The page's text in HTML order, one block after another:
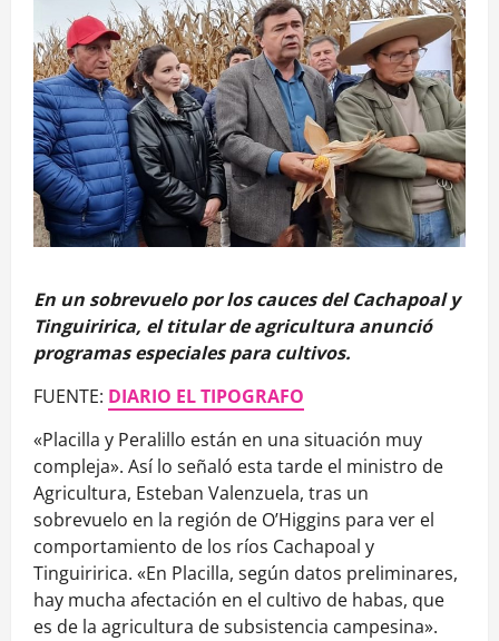
En un sobrevuelo por los cauces del Cachapoal y
Tinguiririca, el titular de agricultura anunció
programas especiales para cultivos.
FUENTE: DIARIO EL TIPOGRAFO
«Placilla y Peralillo están en una situación muy
compleja». Así lo señaló esta tarde el ministro de
Agricultura, Esteban Valenzuela, tras un
sobrevuelo en la región de O’Higgins para ver el
comportamiento de los ríos Cachapoal y
Tinguiririca. «En Placilla, según datos preliminares,
hay mucha afectación en el cultivo de habas, que
es de la agricultura de subsistencia campesina».